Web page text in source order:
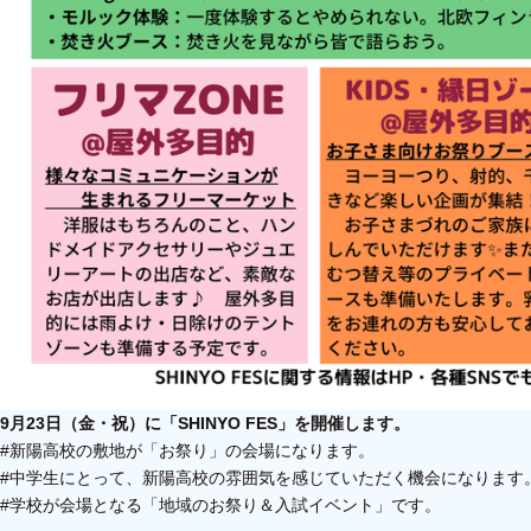
9月23日（金・祝）に「SHINYO FES」を開催します。
#新陽高校の敷地が「お祭り」の会場になります。
#中学生にとって、新陽高校の雰囲気を感じていただく機会になります
#学校が会場となる「地域のお祭り＆入試イベント」です。